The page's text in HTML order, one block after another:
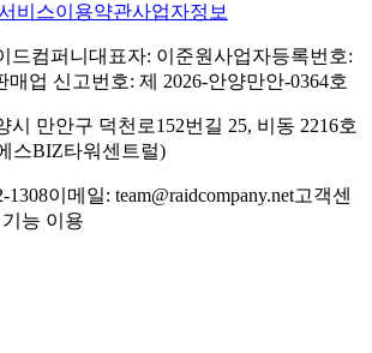
비스이용약관사업자정보
드컴퍼니 대표자: 이준원사업자등록번호:
매업 신고번호: 제 2026-안양만안-0364호
시 만안구 덕천로152번길 25, 비동 2216호
스BIZ타워센트럴)
1308이메일: team@raidcompany.net고객센
능 이용